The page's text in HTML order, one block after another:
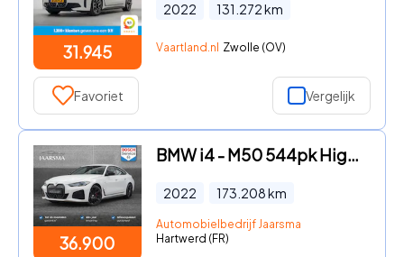
31.945
2022 131.272km
Vaartland.nl Zwolle (OV)
Favoriet Vergelijk
36.900
BMW i4 - M50 544pk High Executive 84 kWh |SOH 93.5% |Laser Light |HUD
2022 173.208km
Automobielbedrijf Jaarsma
Hartwerd (FR)